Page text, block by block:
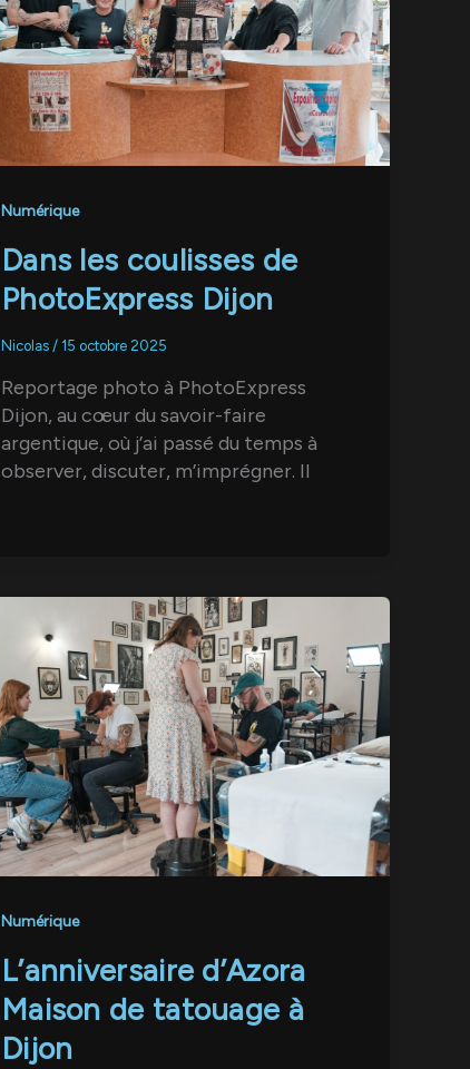
Numérique
Dans les coulisses de
PhotoExpress Dijon
Nicolas / 15 octobre 2025
Reportage photo à PhotoExpress
Dijon, au cœur du savoir-faire
argentique, où j’ai passé du temps à
observer, discuter, m’imprégner. Il
Numérique
L’anniversaire d’Azora
Maison de tatouage à
Dijon